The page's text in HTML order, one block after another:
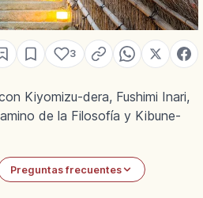
3
Kiyomizu-dera, Fushimi Inari,
de la Filosofía y Kibune-
Preguntas frecuentes